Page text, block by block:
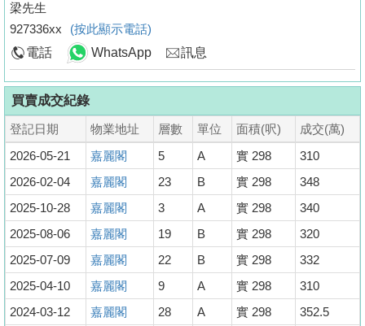
梁先生
927336xx
(按此顯示電話)
電話
WhatsApp 訊息
買賣成交紀錄
登記日期 物業地址 層數 單位 面積(呎)
成交(萬)
2026-05-21
嘉麗閣 5 A 實 298
310
2026-02-04
嘉麗閣 23 B 實 298
348
2025-10-28
嘉麗閣 3 A 實 298
340
2025-08-06
嘉麗閣 19 B 實 298
320
2025-07-09
嘉麗閣 22 B 實 298
332
2025-04-10
嘉麗閣 9 A 實 298
310
2024-03-12
嘉麗閣 28 A 實 298
352.5